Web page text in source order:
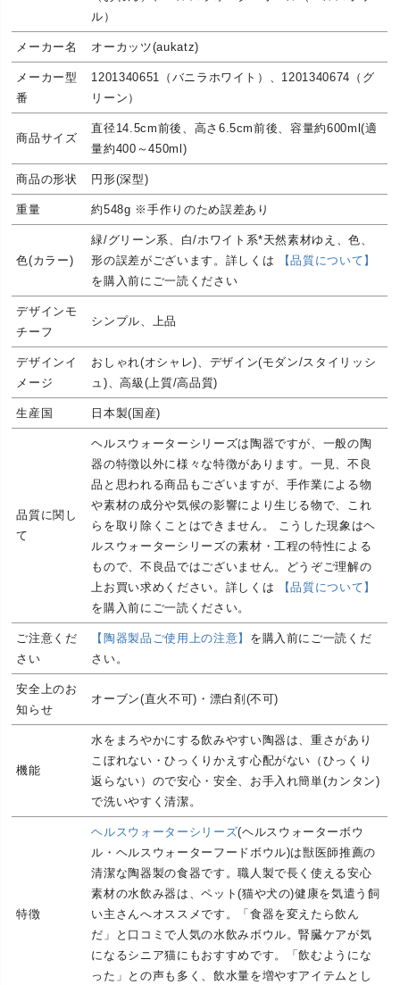
ル）
メーカー名 オーカッツ(aukatz)
メーカー型
番
1201340651（バニラホワイト）、1201340674（グ
リーン）
商品サイズ
直径14.5cm前後、高さ6.5cm前後、容量約600ml(適
量約400～450ml)
商品の形状 円形(深型)
重量 約548g ※手作りのため誤差あり
色(カラー)
緑/グリーン系、白/ホワイト系*天然素材ゆえ、色、
形の誤差がございます。詳しくは 【品質について】
を購入前にご一読ください
デザインモ
チーフ
シンプル、上品
デザインイ
メージ
おしゃれ(オシャレ)、デザイン(モダン/スタイリッシ
ュ)、高級(上質/高品質)
生産国 日本製(国産)
品質に関し
て
ヘルスウォーターシリーズは陶器ですが、一般の陶
器の特徴以外に様々な特徴があります。一見、不良
品と思われる商品もございますが、手作業による物
や素材の成分や気候の影響により生じる物で、これ
らを取り除くことはできません。 こうした現象はヘ
ルスウォーターシリーズの素材・工程の特性による
もので、不良品ではございません。どうぞご理解の
上お買い求めください。詳しくは 【品質について】
を購入前にご一読ください。
ご注意くだ
さい
【陶器製品ご使用上の注意】 を購入前にご一読くだ
さい。
安全上のお
知らせ
オーブン(直火不可)・漂白剤(不可)
機能
水をまろやかにする飲みやすい陶器は、重さがあり
こぼれない・ひっくりかえす心配がない（ひっくり
返らない）ので安心・安全、お手入れ簡単(カンタン)
で洗いやすく清潔。
特徴
ヘルスウォーターシリーズ(ヘルスウォーターボウ
ル・ヘルスウォーターフードボウル)は獣医師推薦の
清潔な陶器製の食器です。職人製で長く使える安心
素材の水飲み器は、ペット(猫や犬の)健康を気遣う飼
い主さんへオススメです。「食器を変えたら飲ん
だ」と口コミで人気の水飲みボウル。腎臓ケアが気
になるシニア猫にもおすすめです。「飲むようにな
った」との声も多く、飲水量を増やすアイテムとし